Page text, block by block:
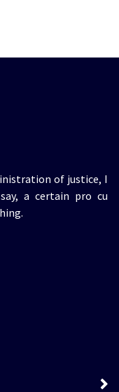
of justice, I
a certain pro cu